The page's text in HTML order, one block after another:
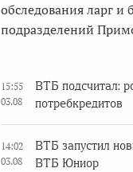
обследования ларг и
подразделений
15:55
03.08
ВТБ подсчитал:
потребкредитов
14:02
03.08
ВТБ запустил
ВТБ Юниор